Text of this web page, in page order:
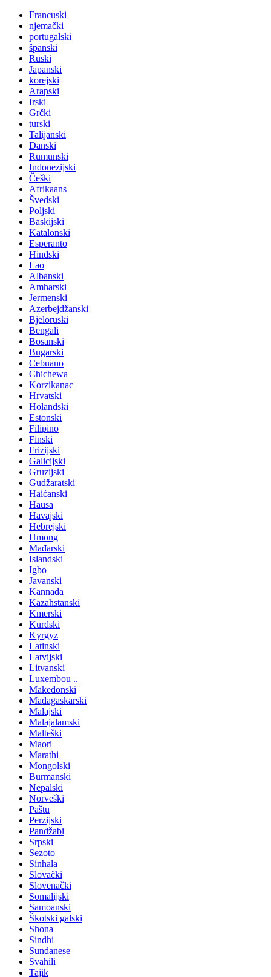
Francuski
njemački
portugalski
španski
Ruski
Japanski
korejski
Arapski
Irski
Grčki
turski
Talijanski
Danski
Rumunski
Indonezijski
Češki
Afrikaans
Švedski
Poljski
Baskijski
Katalonski
Esperanto
Hindski
Lao
Albanski
Amharski
Jermenski
Azerbejdžanski
Bjeloruski
Bengali
Bosanski
Bugarski
Cebuano
Chichewa
Korzikanac
Hrvatski
Holandski
Estonski
Filipino
Finski
Frizijski
Galicijski
Gruzijski
Gudžaratski
Haićanski
Hausa
Havajski
Hebrejski
Hmong
Mađarski
Islandski
Igbo
Javanski
Kannada
Kazahstanski
Kmerski
Kurdski
Kyrgyz
Latinski
Latvijski
Litvanski
Luxembou ..
Makedonski
Madagaskarski
Malajski
Malajalamski
Malteški
Maori
Marathi
Mongolski
Burmanski
Nepalski
Norveški
Paštu
Perzijski
Pandžabi
Srpski
Sezoto
Sinhala
Slovački
Slovenački
Somalijski
Samoanski
Škotski galski
Shona
Sindhi
Sundanese
Svahili
Tajik